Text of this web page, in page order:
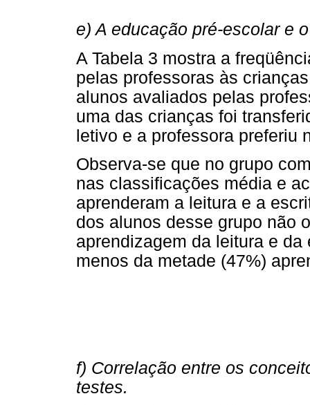
e) A educação pré-escolar e
A Tabela 3 mostra a
pelas professoras às
alunos avaliados pelas
uma das crianças foi
letivo e a professora preferiu
Observa-se que no grupo
nas classificações média e
aprenderam a leitura e a
dos alunos desse grupo não
aprendizagem da leitura e
menos da metade (47%)
f) Correlação entre os
testes.